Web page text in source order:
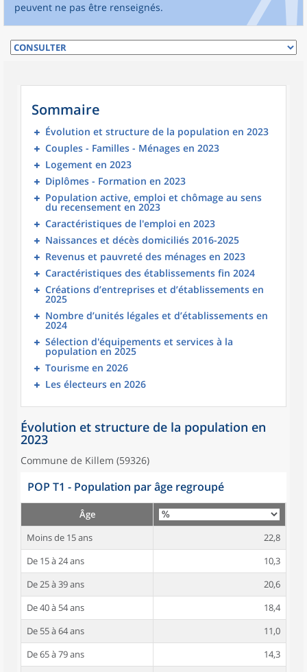
peuvent ne pas être renseignés.
Sommaire
Évolution et structure de la population en 2023
Couples - Familles - Ménages en 2023
Logement en 2023
Diplômes - Formation en 2023
Population active, emploi et chômage au sens
du recensement en 2023
Caractéristiques de l'emploi en 2023
Naissances et décès domiciliés 2016-2025
Revenus et pauvreté des ménages en 2023
Caractéristiques des établissements fin 2024
Créations d’entreprises et d’établissements en
2025
Nombre d’unités légales et d’établissements en
2024
Sélection d'équipements et services à la
population en 2025
Tourisme en 2026
Les électeurs en 2026
Évolution et structure de la population en
2023
Commune de Killem (59326)
POP T1 - Population par âge regroupé
Âge
Moins de 15 ans
22,8
De 15 à 24 ans
10,3
De 25 à 39 ans
20,6
De 40 à 54 ans
18,4
De 55 à 64 ans
11,0
De 65 à 79 ans
14,3